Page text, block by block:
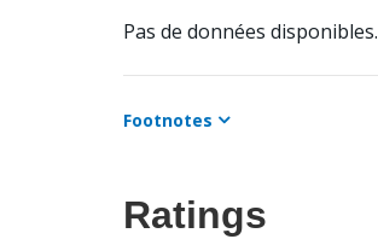
Pas de données disponibles.
Footnotes
Ratings